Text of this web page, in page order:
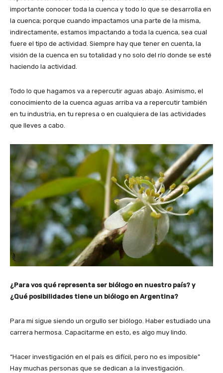
importante conocer toda la cuenca y todo lo que se desarrolla en
la cuenca; porque cuando impactamos una parte de la misma,
indirectamente, estamos impactando a toda la cuenca, sea cual
fuere el tipo de actividad. Siempre hay que tener en cuenta, la
visión de la cuenca en su totalidad y no solo del río donde se esté
haciendo la actividad.
Todo lo que hagamos va a repercutir aguas abajo. Asimismo, el
conocimiento de la cuenca aguas arriba va a repercutir también
en tu industria, en tu represa o en cualquiera de las actividades
que lleves a cabo.
¿Para vos qué representa ser biólogo en nuestro país? y
¿Qué posibilidades tiene un biólogo en Argentina?
Para mi sigue siendo un orgullo ser biólogo. Haber estudiado una
carrera hermosa. Capacitarme en esto, es algo muy lindo.
“Hacer investigación en el país es difícil, pero no es imposible”
Hay muchas personas que se dedican a la investigación.